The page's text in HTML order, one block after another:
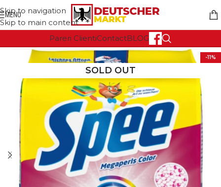
Skip to navigation
Skip to main content
MENU
Pareri ClientiContactBLOG
-11%
SOLD OUT